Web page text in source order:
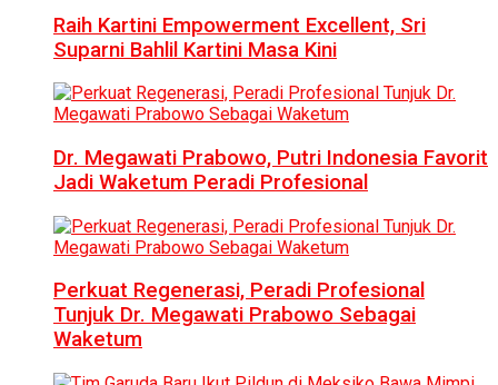
Raih Kartini Empowerment Excellent, Sri
Suparni Bahlil Kartini Masa Kini
Dr. Megawati Prabowo, Putri Indonesia Favorit
Jadi Waketum Peradi Profesional
Perkuat Regenerasi, Peradi Profesional
Tunjuk Dr. Megawati Prabowo Sebagai
Waketum